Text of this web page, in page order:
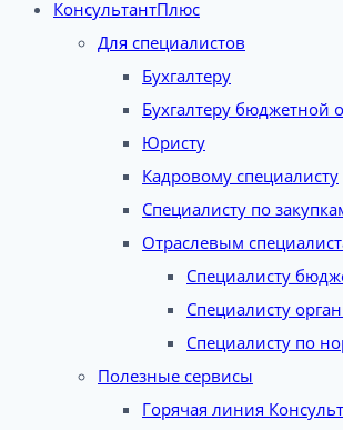
КонсультантПлюс
Для специалистов
Бухгалтеру
Бухгалтеру бюджетной
Юристу
Кадровому специалисту
Специалисту по
Отраслевым
Специалисту
Специалисту
Специалисту по
Полезные сервисы
Горячая линия